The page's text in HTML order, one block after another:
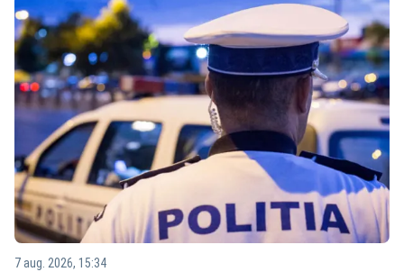
7 aug. 2026, 15:34